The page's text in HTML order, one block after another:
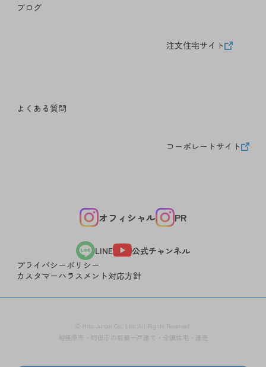
ブログ
よくある質問
注文住宅サイト
コーポレートサイト
オフィシャル PR
LINE
公式チャンネル
プライバシーポリシー
カスタマーハラスメント対応方針
© Mito Juhan Co., Ltd. All Rights Reserved.
相模原市・町田市の新築一戸建て・分譲住宅・建売